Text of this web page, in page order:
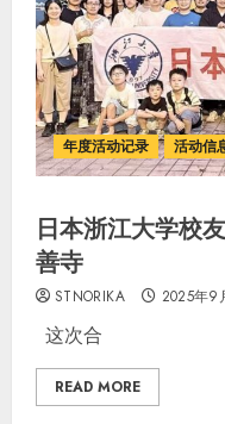
年度活动记录 活动信
日本浙江大学校
善寺
STNORIKA 2025年9
这次合
READ MORE